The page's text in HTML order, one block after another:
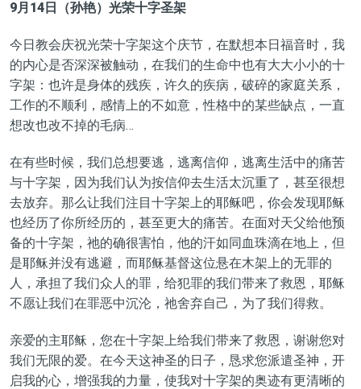
9月14日（孙艳）光荣十字圣架
今日教会庆祝光荣十字架这个庆节，在默想本日福音时，我
的内心是否深深被触动，在我们的生命中也有大大小小的十
字架：也许是身体的残疾，许久的疾病，破碎的家庭关系，
工作的不顺利，感情上的不如意，性格中的某些缺点，一直
想改也改不掉的毛病…
在有些时候，我们总想要逃，逃离信仰，逃离生活中的痛苦
与十字架，因为我们认为按信仰去生活太沉重了，甚至很想
去放弃。那么让我们注目十字架上的耶稣吧，你会发现耶稣
也经历了你所经历的，甚至更大的痛苦。在面对天父给他预
备的十字架，祂的确很害怕，他的汗如同血珠滴在地上，但
是耶稣并没有逃避，而耶稣基督这位悬在木架上的无罪的
人，承担了我们众人的罪，给犯罪的我们带来了救恩，耶稣
不愿让我们在罪恶中沉沦，祂舍弃自己，为了我们得救。
亲爱的主耶稣，您在十字架上给我们带来了救恩，谢谢您对
我们无限的爱。在今天这神圣的日子，恳求您派遣圣神，开
启我的心，增强我的力量，使我对十字架的奥迹有更清晰的